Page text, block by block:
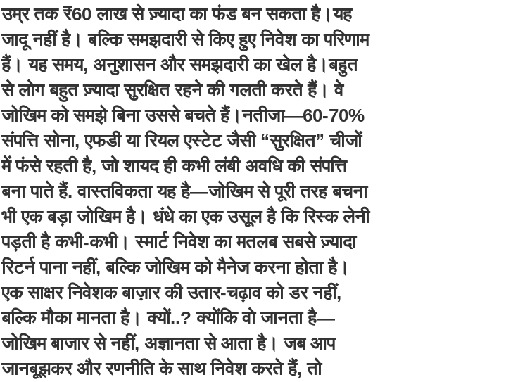
उम्र तक ₹60 लाख से ज़्यादा का फंड बन सकता है।यह
जादू नहीं है। बल्कि समझदारी से किए हुए निवेश का परिणाम
हैं। यह समय, अनुशासन और समझदारी का खेल है।बहुत
से लोग बहुत ज़्यादा सुरक्षित रहने की गलती करते हैं। वे
जोखिम को समझे बिना उससे बचते हैं।नतीजा—60-70%
संपत्ति सोना, एफडी या रियल एस्टेट जैसी “सुरक्षित” चीजों
में फंसे रहती है, जो शायद ही कभी लंबी अवधि की संपत्ति
बना पाते हैं. वास्तविकता यह है—जोखिम से पूरी तरह बचना
भी एक बड़ा जोखिम है। धंधे का एक उसूल है कि रिस्क लेनी
पड़ती है कभी-कभी। स्मार्ट निवेश का मतलब सबसे ज़्यादा
रिटर्न पाना नहीं, बल्कि जोखिम को मैनेज करना होता है।
एक साक्षर निवेशक बाज़ार की उतार-चढ़ाव को डर नहीं,
बल्कि मौका मानता है। क्यों..? क्योंकि वो जानता है—
जोखिम बाजार से नहीं, अज्ञानता से आता है। जब आप
जानबूझकर और रणनीति के साथ निवेश करते हैं, तो